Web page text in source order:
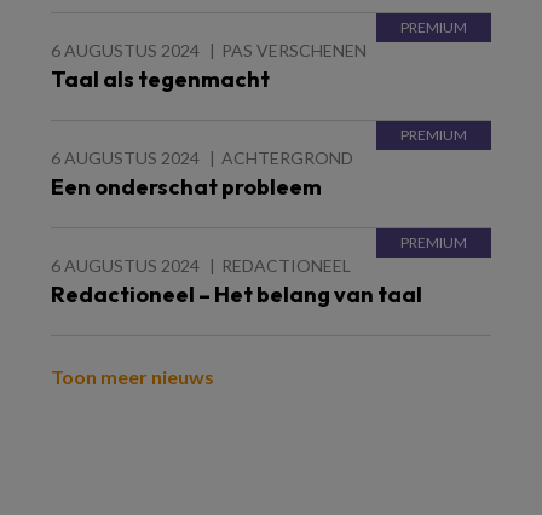
6 AUGUSTUS 2024 PAS VERSCHENEN
Taal als tegenmacht
6 AUGUSTUS 2024 ACHTERGROND
Een onderschat probleem
6 AUGUSTUS 2024 REDACTIONEEL
Redactioneel – Het belang van taal
Toon meer nieuws